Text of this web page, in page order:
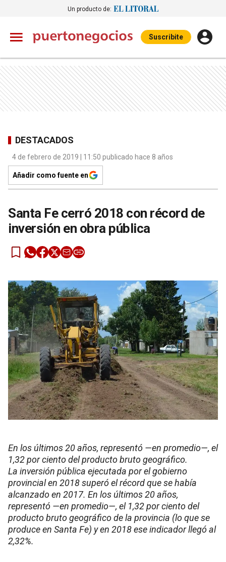
Un producto de:
Suscribite
DESTACADOS
4 de febrero de 2019 | 11:50 publicado hace 8 años
Añadir como fuente en
Santa Fe cerró 2018 con récord de
inversión en obra pública
En los últimos 20 años, representó —en promedio—, el
1,32 por ciento del producto bruto geográfico.
La inversión pública ejecutada por el gobierno
provincial en 2018 superó el récord que se había
alcanzado en 2017. En los últimos 20 años,
representó —en promedio—, el 1,32 por ciento del
producto bruto geográfico de la provincia (lo que se
produce en Santa Fe) y en 2018 ese indicador llegó al
2,32%.